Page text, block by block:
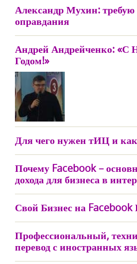
Александр Мухин: требую
оправдания
Андрей Андрейченко: «С
Годом!»
Для чего нужен тИЦ и как
Почему Facebook –
дохода для бизнеса в
Свой Бизнес на Facebook
Профессиональный,
перевод с иностранных